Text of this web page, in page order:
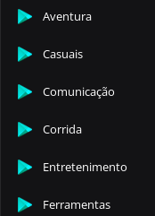
Aventura
Casuais
Comunicação
Corrida
Entretenimento
Ferramentas